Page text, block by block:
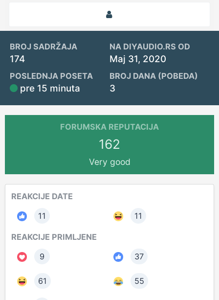
BROJ SADRŽAJA
174
NA DIYAUDIO.RS OD
Maj 31, 2020
POSLEDNJA POSETA
pre 15 minuta
BROJ DANA (POBEDA)
3
FORUMSKA REPUTACIJA
162
Very good
REAKCIJE DATE
11
11
REAKCIJE PRIMLJENE
9
37
61 55